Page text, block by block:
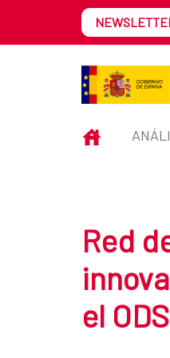
Skip to Main Content
Análisis, INICIO
Red
el